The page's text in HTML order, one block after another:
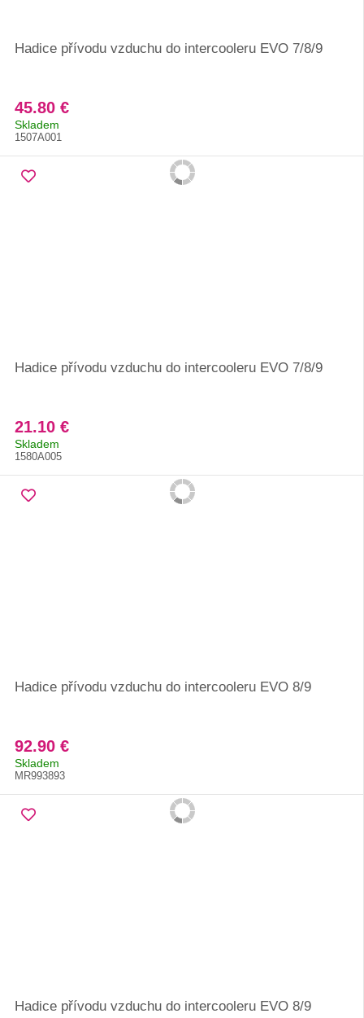
Hadice přívodu vzduchu do intercooleru EVO 7/8/9
45.80 €
Skladem
1507A001
Hadice přívodu vzduchu do intercooleru EVO 7/8/9
21.10 €
Skladem
1580A005
Hadice přívodu vzduchu do intercooleru EVO 8/9
92.90 €
Skladem
MR993893
Hadice přívodu vzduchu do intercooleru EVO 8/9